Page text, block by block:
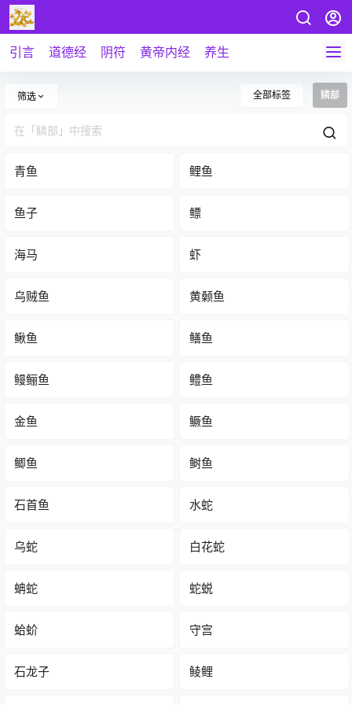
引言 道德经 阴符 黄帝内经 养生
筛选 全部标签 鳞部
青鱼 鲤鱼
鱼子 鳔
海马 虾
乌贼鱼 黄颡鱼
鳅鱼 鳝鱼
鳗鲡鱼 鳢鱼
金鱼 鳜鱼
鲫鱼 鲥鱼
石首鱼 水蛇
乌蛇 白花蛇
蚺蛇 蛇蜕
蛤蚧 守宫
石龙子 鲮鲤